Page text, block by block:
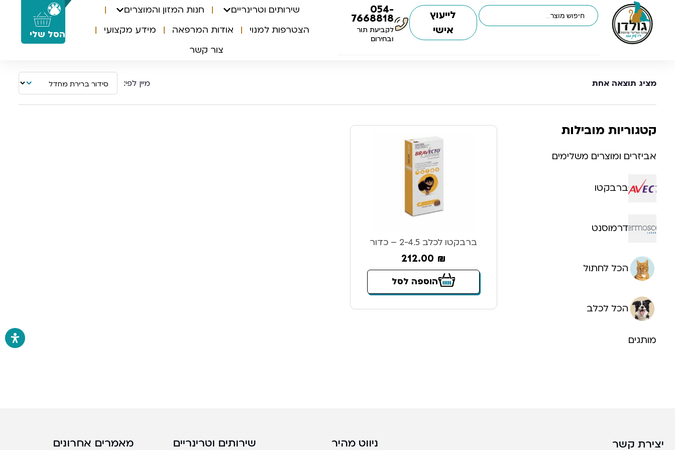
0
הסל שלי
054-
7668818
לקביעת תור
ובחירום
לייעוץ
אישי
שירותים וטרינריים
חנות המזון והמוצרים
הצטרפות למנוי
אודות המרפאה
מידע מקצועי
צור קשר
מציג תוצאה אחת
קטגוריות מובילות
אביזרים ומוצרים משלימים
ברבקטו
דרמוסנט
הכל לחתול
הכל לכלב
מותגים
ברבקטו לכלב 2-4.5 – כדור
212.00 ₪
הוספה לסל
יצירת קשר מאמרים אחרונים שירותים וטרינריים ניווט מהיר